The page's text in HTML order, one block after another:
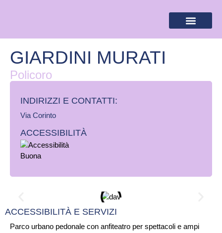
GIARDINI MURATI
Policoro
INDIRIZZI E CONTATTI:​
Via Corinto
ACCESSIBILITÀ
Parco urbano pedonale con anfiteatro per spettacoli e ampi
ACCESSIBILITÀ E SERVIZI